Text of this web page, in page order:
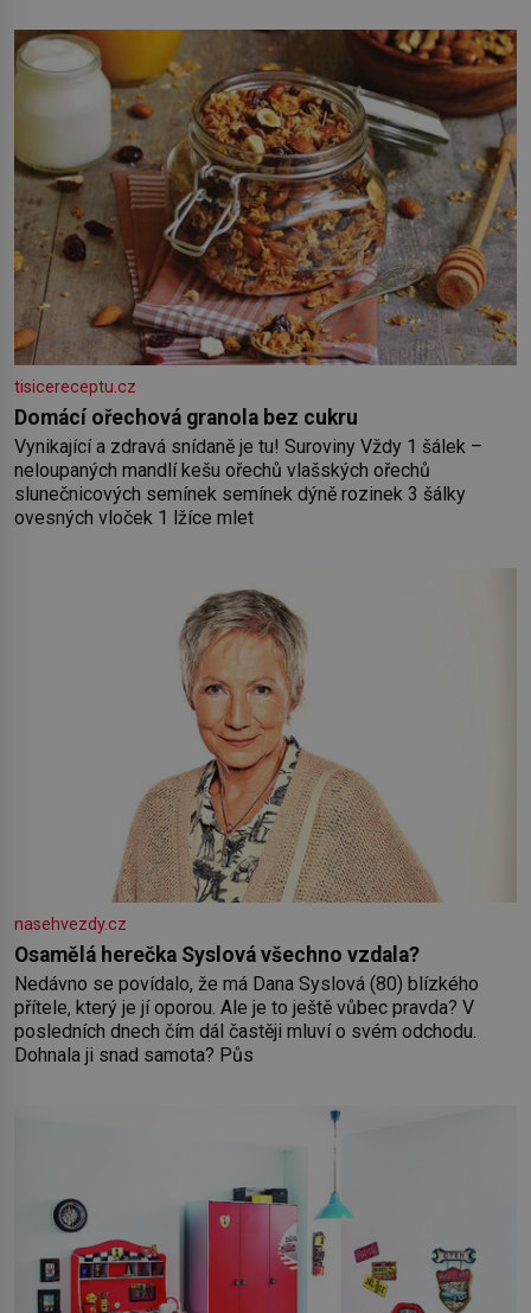
tisicereceptu.cz
Domácí ořechová granola bez cukru
Vynikající a zdravá snídaně je tu! Suroviny Vždy 1 šálek –
neloupaných mandlí kešu ořechů vlašských ořechů
slunečnicových semínek semínek dýně rozinek 3 šálky
ovesných vloček 1 lžíce mlet
nasehvezdy.cz
Osamělá herečka Syslová všechno vzdala?
Nedávno se povídalo, že má Dana Syslová (80) blízkého
přítele, který je jí oporou. Ale je to ještě vůbec pravda? V
posledních dnech čím dál častěji mluví o svém odchodu.
Dohnala ji snad samota? Půs